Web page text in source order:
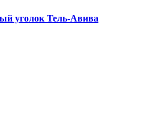
уголок Тель-Авива